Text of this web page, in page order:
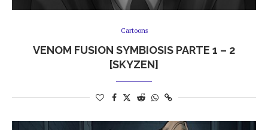
Cartoons
VENOM FUSION SYMBIOSIS PARTE 1 – 2
[SKYZEN]